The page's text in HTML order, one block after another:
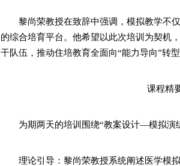
黎尚荣教授在致辞中强调，模拟教学不
的综合培育平台。他希望以此次培训为契机
干队伍，推动住培教育全面向“能力导向”转型
课程精
为期两天的培训围绕“教案设计—模拟演
理论引导：黎尚荣教授系统阐述医学模